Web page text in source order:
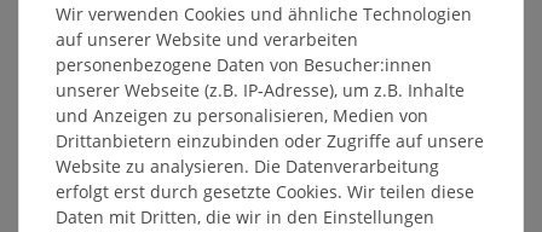
Wunschliste
* inkl. ges. MwSt. zzgl.Versandkosten
Wir verwenden Cookies und ähnliche Technologien
auf unserer Website und verarbeiten
personenbezogene Daten von Besucher:innen
unserer Webseite (z.B. IP-Adresse), um z.B. Inhalte
und Anzeigen zu personalisieren, Medien von
Drittanbietern einzubinden oder Zugriffe auf unsere
Website zu analysieren. Die Datenverarbeitung
erfolgt erst durch gesetzte Cookies. Wir teilen diese
Daten mit Dritten, die wir in den Einstellungen